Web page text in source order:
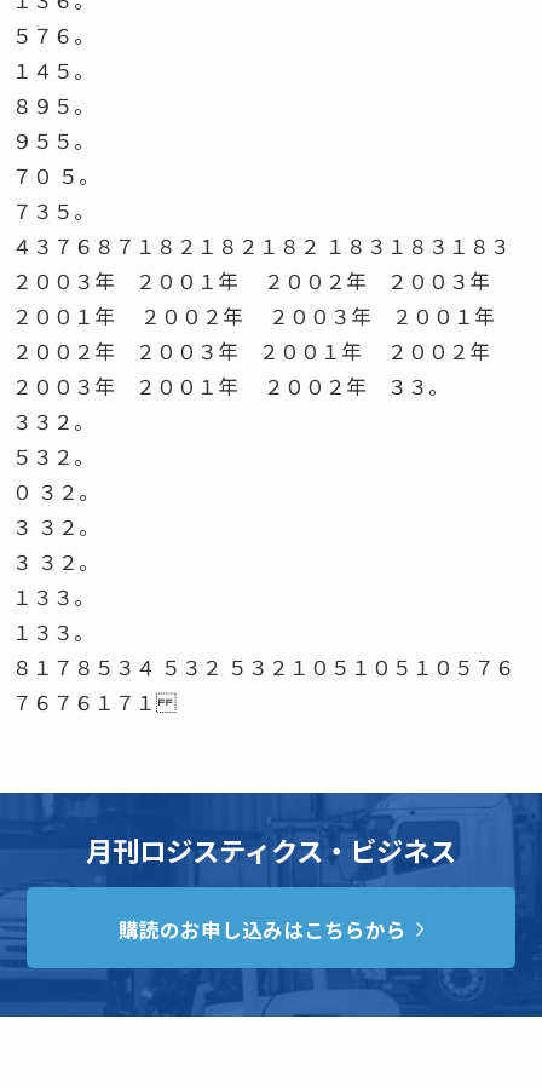
５７６。
１４５。
８９５。
９５５。
７０ ５。
７３５。
４３７６８７１８２１８２１８２ １８３１８３１８３
２００３年 ２００１年 ２００２年 ２００３年
２００１年 ２００２年 ２００３年 ２００１年
２００２年 ２００３年 ２００１年 ２００２年
２００３年 ２００１年 ２００２年 ３３。
３３２。
５３２。
０ ３２。
３ ３２。
３ ３２。
１３３。
１３３。
８１７８５３４ ５３２ ５３２１０５１０５１０５７６
７６７６１７１
月刊ロジスティクス・ビジネス
購読のお申し込みはこちらから